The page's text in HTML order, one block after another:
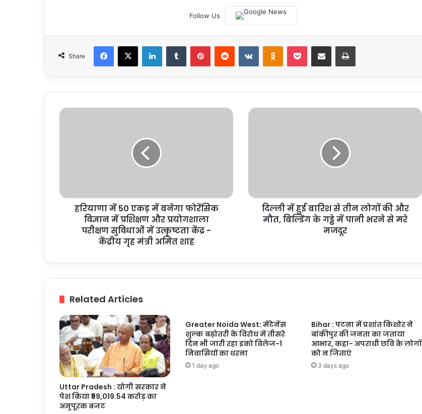
Follow Us
Share
Facebook
X LinkedInTumblr PinterestReddit VKontakteOdnoklassniki
Pocket Share via Email Print
हरियाणा
में
प्रशिक्षण
प्रयोगशाला
केंद्र
केंद्रीय
गृह
मंत्री
अमित
शाह
हरियाणा में 50 एकड़ में बनेगा फोरेंसिक
विज्ञान में प्रशिक्षण और प्रयोगशाला
परीक्षण सुविधाओं में उत्कृष्टता केंद्र -
केंद्रीय गृह मंत्री अमित शाह
दिल्ली
और
बिल्डिंग
से
दिल्ली में हुई बारिश से तीन लोगों की और
मौत, बिल्डिंग के गड्ढे में पानी भरने से मरे
मजदूर
Related Articles
Uttar Pradesh : योगी सरकार ने
पेश किया ₹59,019.54 करोड़ का
अनुपूरक बजट
Greater Noida West: मेंटेनेंस
शुल्क बढ़ोतरी के विरोध में तीसरे
दिन भी जारी रहा इको विलेज-1
निवासियों का धरना
1 day ago
Bihar : पटना में प्रशांत किशोर ने
बांकीपुर की जनता का जताया
आभार, कहा- अपराधी छवि के लोगों
को न जिताएं
3 days ago